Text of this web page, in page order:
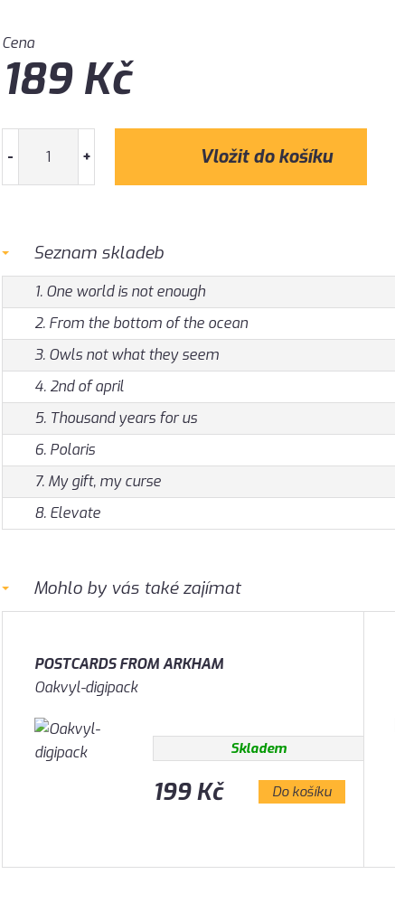
Cena
189Kč
- +
Seznam skladeb
1. One world is not enough
2. From the bottom of the ocean
3. Owls not what they seem
4. 2nd of april
5. Thousand years for us
6. Polaris
7. My gift, my curse
8. Elevate
Mohlo by vás také zajímat
POSTCARDS FROM ARKHAM
Oakvyl-digipack
Skladem
199 Kč Do košíku